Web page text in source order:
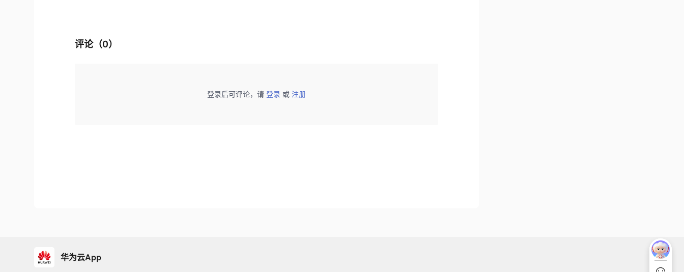
评论（0）
登录后可评论，请 登录 或 注册
华为云App